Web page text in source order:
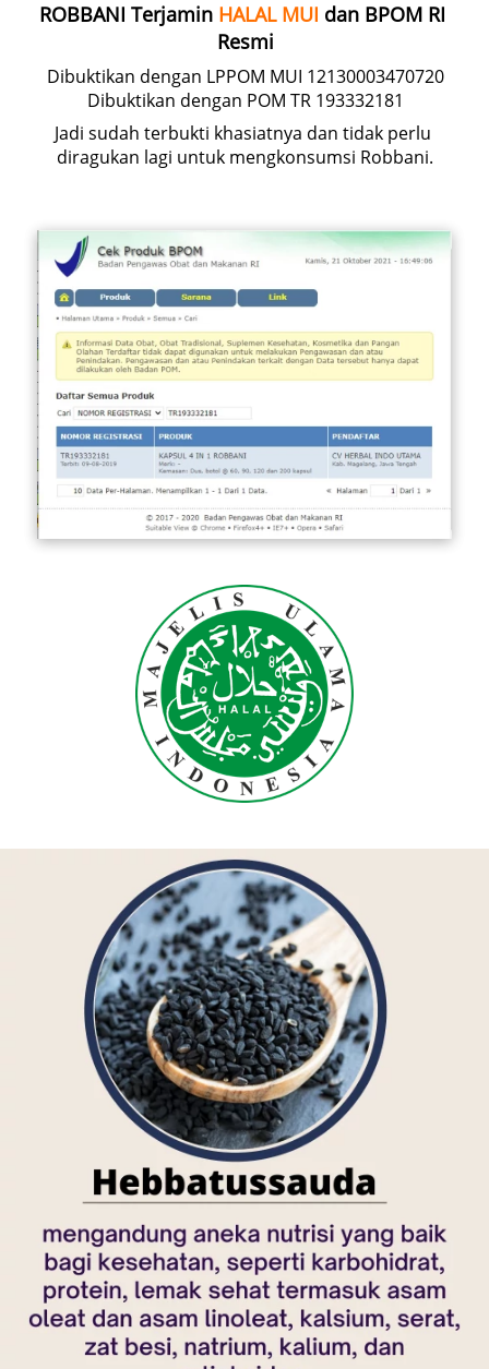
ROBBANI Terjamin HALAL MUI dan BPOM RI
Resmi
Dibuktikan dengan LPPOM MUI 12130003470720
Dibuktikan dengan POM TR 193332181
Jadi sudah terbukti khasiatnya dan tidak perlu
diragukan lagi untuk mengkonsumsi Robbani.